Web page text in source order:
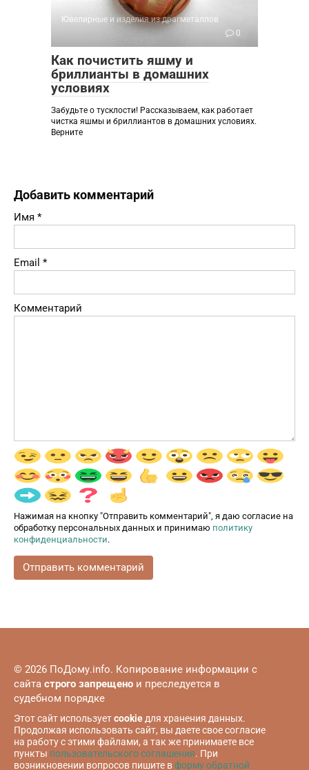
Ювелирные и изделия из драгметаллов
0
Как почистить яшму и
бриллианты в домашних
условиях
Забудьте о тусклости! Рассказываем, как работает
чистка яшмы и бриллиантов в домашних условиях.
Верните
Добавить комментарий
Имя *
Email *
Комментарий
Нажимая на кнопку "Отправить комментарий", я даю согласие на
обработку персональных данных и принимаю политику
конфиденциальности.
© 2026 ПоДому.info. Копирование информации с
сайта строго запрещено и преследуется в
судебном порядке
Этот сайт используетcookie для хранения данных.
Продолжая использовать сайт, вы даете свое согласие
на работу с этими файлами, а так же принимаете все
пункты пользовательского соглашения. При
возникновении вопросов пишите вформу обратной